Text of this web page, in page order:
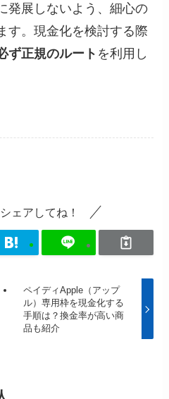
発展しないよう、細心の
す。現金化を検討する際
ず正規のルート を利用し
ェアしてね！
ペイディApple（アップ
ル）専用枠を現金化する
手順は？換金率が高い商
品も紹介